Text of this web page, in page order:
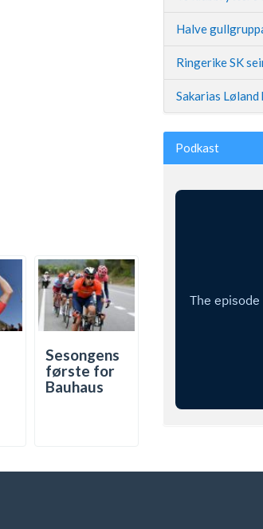
Sesongens
første for
Bauhaus
Halve
Ringerike SK
Sakarias
Podkast